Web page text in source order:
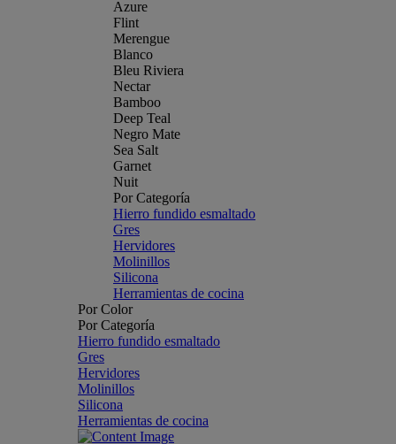
Azure
Flint
Merengue
Blanco
Bleu Riviera
Nectar
Bamboo
Deep Teal
Negro Mate
Sea Salt
Garnet
Nuit
Por Categoría
Hierro fundido esmaltado
Gres
Hervidores
Molinillos
Silicona
Herramientas de cocina
Por Color
Por Categoría
Hierro fundido esmaltado
Gres
Hervidores
Molinillos
Silicona
Herramientas de cocina